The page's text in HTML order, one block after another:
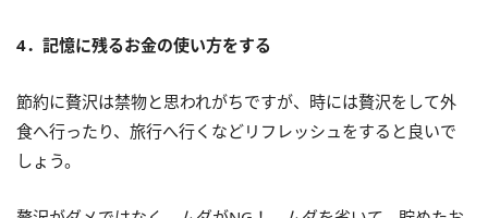
4．記憶に残るお金の使い方をする
節約に贅沢は禁物と思われがちですが、時には贅沢をして外
食へ行ったり、旅行へ行くなどリフレッシュをすると良いで
しょう。